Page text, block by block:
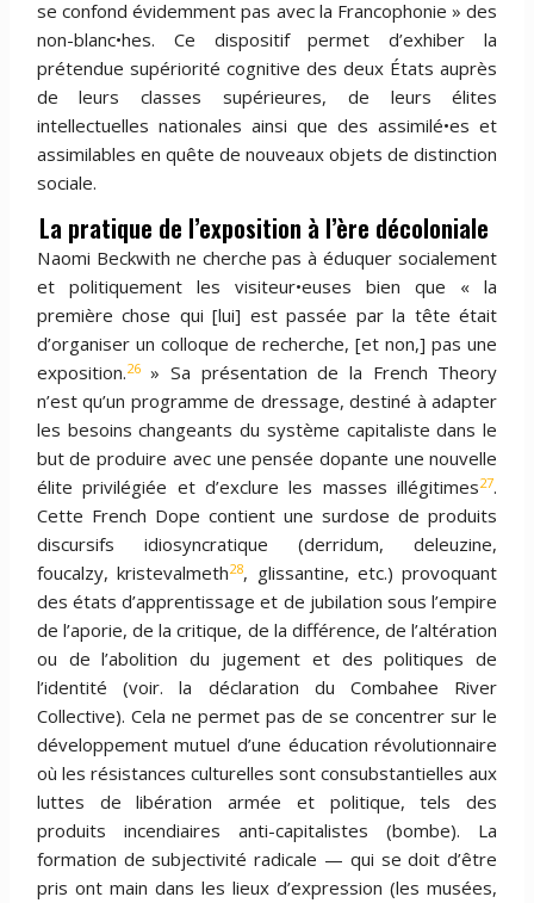
se confond évidemment pas avec la Francophonie » des
non-blanc•hes. Ce dispositif permet d’exhiber la
prétendue supériorité cognitive des deux États auprès
de leurs classes supérieures, de leurs élites
intellectuelles nationales ainsi que des assimilé•es et
assimilables en quête de nouveaux objets de distinction
sociale.
La pratique de l’exposition à l’ère décoloniale
Naomi Beckwith ne cherche pas à éduquer socialement
et politiquement les visiteur•euses bien que « la
première chose qui [lui] est passée par la tête était
d’organiser un colloque de recherche, [et non,] pas une
exposition.26» Sa présentation de la French Theory
n’est qu’un programme de dressage, destiné à adapter
les besoins changeants du système capitaliste dans le
but de produire avec une pensée dopante une nouvelle
élite privilégiée et d’exclure les masses illégitimes27.
Cette French Dope contient une surdose de produits
discursifs idiosyncratique (derridum, deleuzine,
foucalzy, kristevalmeth28, glissantine, etc.) provoquant
des états d’apprentissage et de jubilation sous l’empire
de l’aporie, de la critique, de la différence, de l’altération
ou de l’abolition du jugement et des politiques de
l’identité (voir. la déclaration du Combahee River
Collective). Cela ne permet pas de se concentrer sur le
développement mutuel d’une éducation révolutionnaire
où les résistances culturelles sont consubstantielles aux
luttes de libération armée et politique, tels des
produits incendiaires anti-capitalistes (bombe). La
formation de subjectivité radicale — qui se doit d’être
pris ont main dans les lieux d’expression (les musées,